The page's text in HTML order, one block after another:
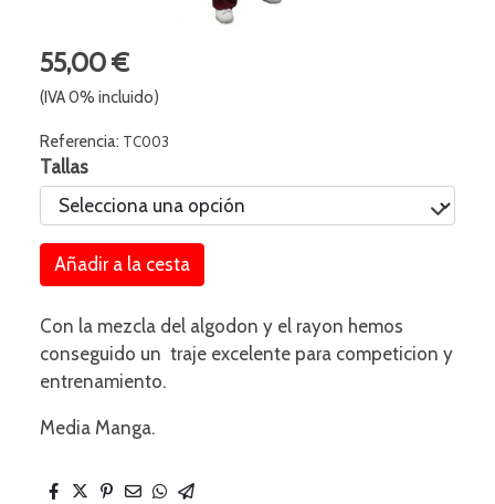
55,00 €
(IVA 0% incluido)
Referencia: TC003
Tallas
Añadir a la cesta
Con la mezcla del algodon y el rayon hemos
conseguido un traje excelente para competicion y
entrenamiento.
Media Manga.